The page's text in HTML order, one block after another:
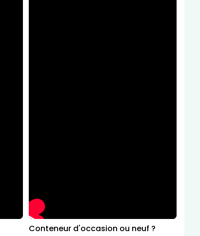
Conteneur d'occasion ou neuf ?